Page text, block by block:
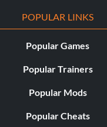
POPULAR LINKS
Popular Games
Popular Trainers
Popular Mods
Popular Cheats